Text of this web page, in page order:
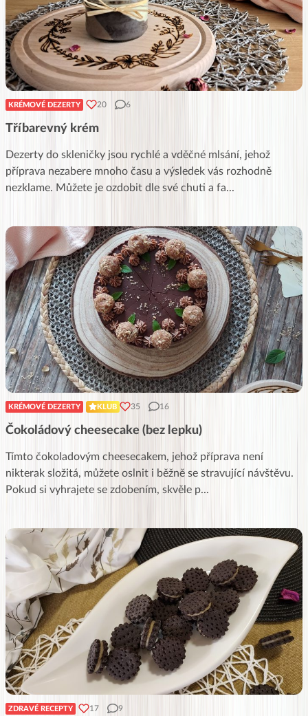
KRÉMOVÉ DEZERTY 20 6
Tříbarevný krém
Dezerty do skleničky jsou rychlé a vděčné mlsání, jehož
příprava nezabere mnoho času a výsledek vás rozhodně
nezklame. Můžete je ozdobit dle své chuti a fa...
KRÉMOVÉ DEZERTY KLUB 35 16
Čokoládový cheesecake (bez lepku)
Tímto čokoladovým cheesecakem, jehož příprava není
nikterak složitá, můžete oslnit i běžně se stravující návštěvu.
Pokud si vyhrajete se zdobením, skvěle p...
ZDRAVÉ RECEPTY 17 9